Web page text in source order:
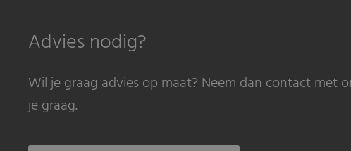
Advies nodig?
Wil je graag advies op maat? Neem dan contact met
je graag.